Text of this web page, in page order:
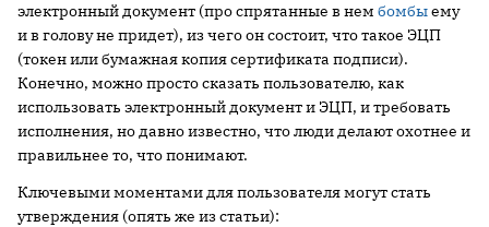
электронный документ (про спрятанные в нем бомбыему
и в голову не придет), из чего он состоит, что такое ЭЦП
(токен или бумажная копия сертификата подписи).
Конечно, можно просто сказать пользователю, как
использовать электронный документ и ЭЦП, и требовать
исполнения, но давно известно, что люди делают охотнее и
правильнее то, что понимают.
Ключевыми моментами для пользователя могут стать
утверждения (опять же из статьи):